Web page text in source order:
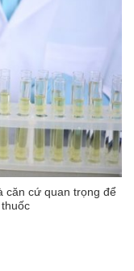
căn cứ quan trọng để